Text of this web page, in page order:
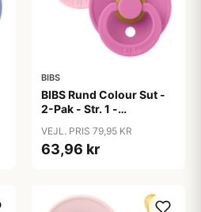
BIBS
BIBS Rund Colour Sut -
2-Pak - Str. 1 -
Pink/Bubblegum
VEJL. PRIS 79,95 KR
63,96 kr